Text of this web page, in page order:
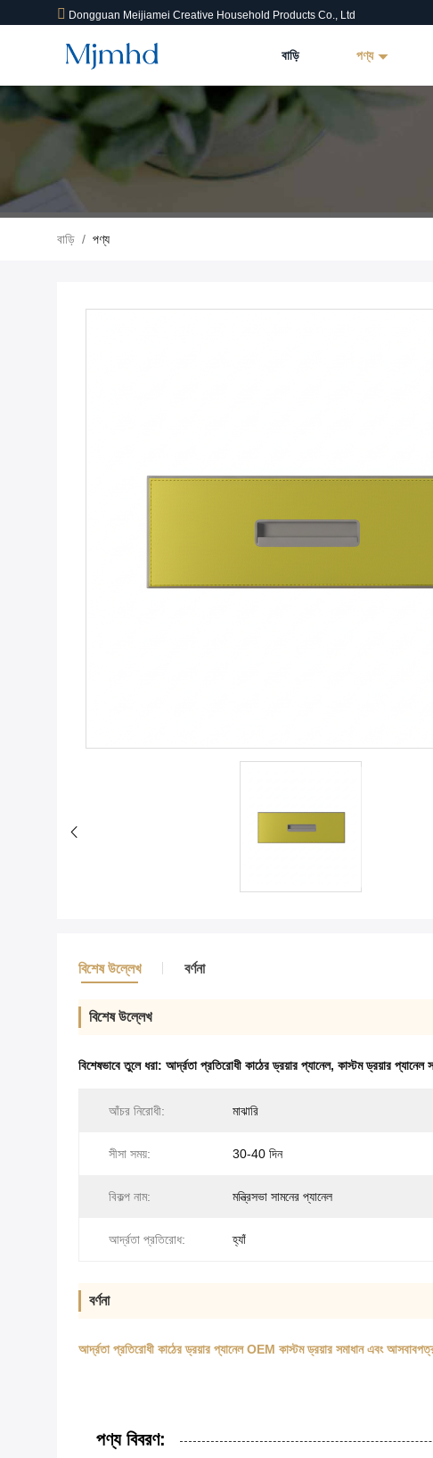
Dongguan Meijiamei Creative Household Products Co., Ltd
বাড়ি পণ্য
বাড়ি / পণ্য
বিশেষ উল্লেখ বর্ণনা
বিশেষ উল্লেখ
বিশেষভাবে তুলে ধরা: আর্দ্রতা প্রতিরোধী কাঠের ড্রয়ার প্যানেল, কাস্টম ড্রয়ার প্যানেল
আঁচর নিরোধী: মাঝারি
সীসা সময়: 30-40 দিন
বিকল্প নাম: মন্ত্রিসভা সামনের প্যানেল
আর্দ্রতা প্রতিরোধ: হ্যাঁ
বর্ণনা
আর্দ্রতা প্রতিরোধী কাঠের ড্রয়ার প্যানেল OEM কাস্টম ড্রয়ার সমাধান এবং
পণ্য বিবরণ: